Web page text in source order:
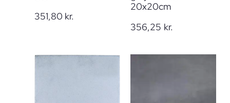
351,80 kr.
20x20cm
356,25 kr.